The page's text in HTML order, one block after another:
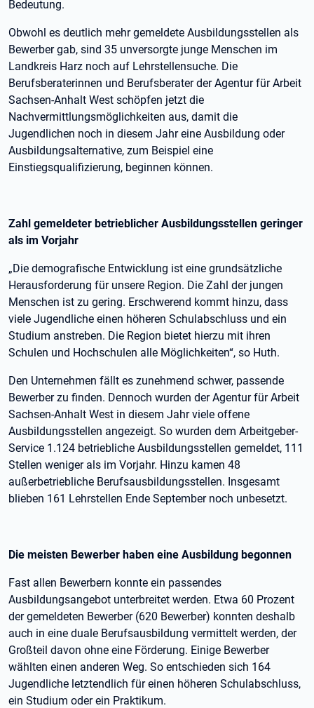
Bedeutung.
Obwohl es deutlich mehr gemeldete Ausbildungsstellen als
Bewerber gab, sind 35 unversorgte junge Menschen im
Landkreis Harz noch auf Lehrstellensuche. Die
Berufsberaterinnen und Berufsberater der Agentur für Arbeit
Sachsen-Anhalt West schöpfen jetzt die
Nachvermittlungsmöglichkeiten aus, damit die
Jugendlichen noch in diesem Jahr eine Ausbildung oder
Ausbildungsalternative, zum Beispiel eine
Einstiegsqualifizierung, beginnen können.
Zahl gemeldeter betrieblicher Ausbildungsstellen geringer
als im Vorjahr
„Die demografische Entwicklung ist eine grundsätzliche
Herausforderung für unsere Region. Die Zahl der jungen
Menschen ist zu gering. Erschwerend kommt hinzu, dass
viele Jugendliche einen höheren Schulabschluss und ein
Studium anstreben. Die Region bietet hierzu mit ihren
Schulen und Hochschulen alle Möglichkeiten“, so Huth.
Den Unternehmen fällt es zunehmend schwer, passende
Bewerber zu finden. Dennoch wurden der Agentur für Arbeit
Sachsen-Anhalt West in diesem Jahr viele offene
Ausbildungsstellen angezeigt. So wurden dem Arbeitgeber-
Service 1.124 betriebliche Ausbildungsstellen gemeldet, 111
Stellen weniger als im Vorjahr. Hinzu kamen 48
außerbetriebliche Berufsausbildungsstellen. Insgesamt
blieben 161 Lehrstellen Ende September noch unbesetzt.
Die meisten Bewerber haben eine Ausbildung begonnen
Fast allen Bewerbern konnte ein passendes
Ausbildungsangebot unterbreitet werden. Etwa 60 Prozent
der gemeldeten Bewerber (620 Bewerber) konnten deshalb
auch in eine duale Berufsausbildung vermittelt werden, der
Großteil davon ohne eine Förderung. Einige Bewerber
wählten einen anderen Weg. So entschieden sich 164
Jugendliche letztendlich für einen höheren Schulabschluss,
ein Studium oder ein Praktikum.